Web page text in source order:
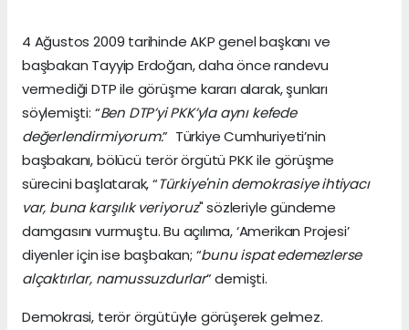
4 Ağustos 2009 tarihinde AKP genel başkanı ve
başbakan Tayyip Erdoğan, daha önce randevu
vermediği DTP ile görüşme kararı alarak, şunları
söylemişti: “Ben DTP’yi PKK’yla aynı kefede
değerlendirmiyorum.” Türkiye Cumhuriyeti’nin
başbakanı, bölücü terör örgütü PKK ile görüşme
sürecini başlatarak, “Türkiye'nin demokrasiye ihtiyacı
var, buna karşılık veriyoruz" sözleriyle gündeme
damgasını vurmuştu. Bu açılıma, ‘Amerikan Projesi’
diyenler için ise başbakan; “bunu ispat edemezlerse
alçaktırlar, namussuzdurlar” demişti.
Demokrasi, terör örgütüyle görüşerek gelmez.